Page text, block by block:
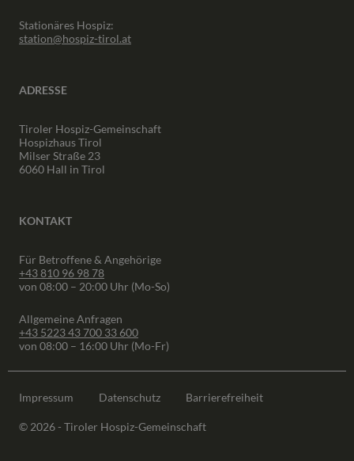
Stationäres Hospiz:
station@hospiz-tirol.at
ADRESSE
Tiroler Hospiz-Gemeinschaft
Hospizhaus Tirol
Milser Straße 23
6060 Hall in Tirol
KONTAKT
Für Betroffene & Angehörige
+43 810 96 98 78
von 08:00 – 20:00 Uhr (Mo-So)
Allgemeine Anfragen
+43 5223 43 700 33 600
von 08:00 – 16:00 Uhr (Mo-Fr)
Impressum Datenschutz Barrierefreiheit
© 2026 - Tiroler Hospiz-Gemeinschaft